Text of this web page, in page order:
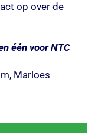
op over de
één voor NTC
Marloes